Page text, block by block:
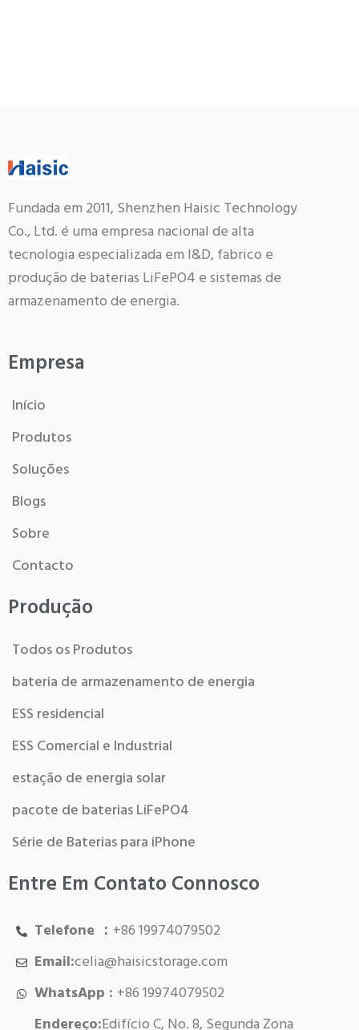
Fundada em 2011, Shenzhen Haisic Technology
Co., Ltd. é uma empresa nacional de alta
tecnologia especializada em I&D, fabrico e
produção de baterias LiFePO4 e sistemas de
armazenamento de energia.
Empresa
Início
Produtos
Soluções
Blogs
Sobre
Contacto
Produção
Todos os Produtos
bateria de armazenamento de energia
ESS residencial
ESS Comercial e Industrial
estação de energia solar
pacote de baterias LiFePO4
Série de Baterias para iPhone
Entre Em Contato Connosco
Telefone ： +86 19974079502
Email:celia@haisicstorage.com
WhatsApp : +86 19974079502
Endereço:Edifício C, No. 8, Segunda Zona